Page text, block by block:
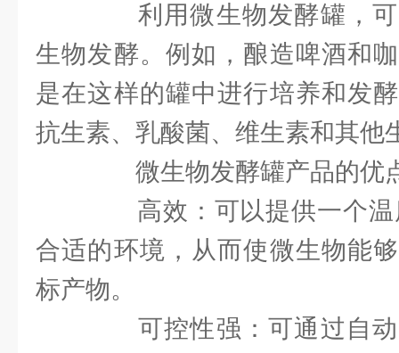
利用微生物发酵罐，可
生物发酵。例如，酿造啤酒和
是在这样的罐中进行培养和发
抗生素、乳酸菌、维生素和其他
微生物发酵罐产品的优
高效：可以提供一个温
合适的环境，从而使微生物能
标产物。
可控性强：可通过自动